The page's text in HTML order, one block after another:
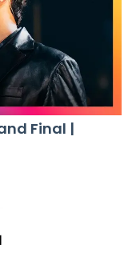
Final |